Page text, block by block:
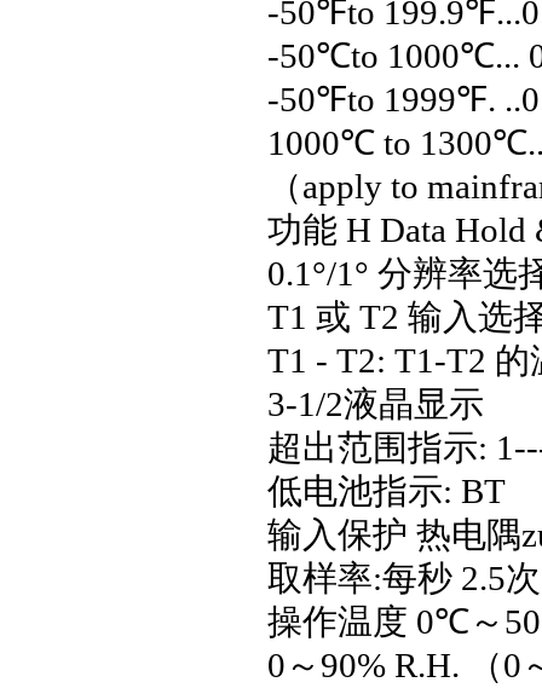
-50℉to 199.9℉
-50℃to 1000℃...
-50℉to 1999℉.
1000℃ to 1300℃
（apply to
功能 H Data
0.1°/1° 分辨率选
T1 或 T2 输入选
T1 - T2: T1-T2 的
3-1/2液晶显示
超出范围指示:
低电池指示: BT
输入保护 热电隅
取样率:每秒 2.5次
操作温度 0℃～ 50
0 ～ 90% R.H. （0